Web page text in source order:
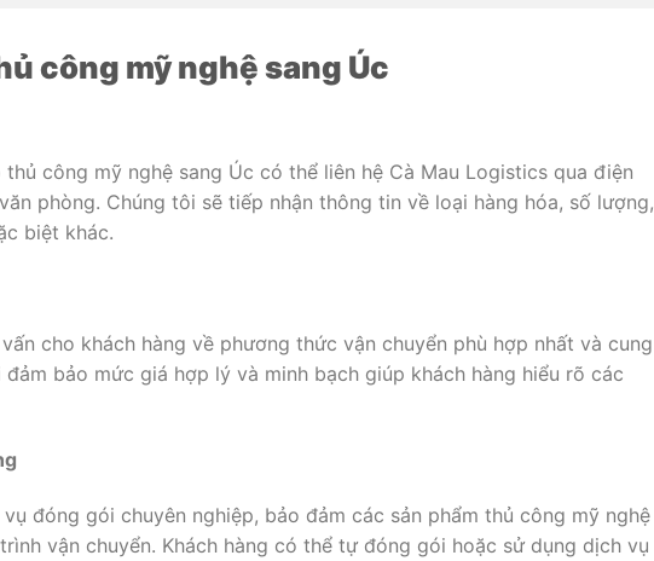
công mỹ nghệ sang Úc
công mỹ nghệ sang Úc có thể liên hệ Cà Mau Logistics qua điện
phòng. Chúng tôi sẽ tiếp nhận thông tin về loại hàng hóa, số lượng,
biệt khác.
cho khách hàng về phương thức vận chuyển phù hợp nhất và cung
bảo mức giá hợp lý và minh bạch giúp khách hàng hiểu rõ các
đóng gói chuyên nghiệp, bảo đảm các sản phẩm thủ công mỹ nghệ
vận chuyển. Khách hàng có thể tự đóng gói hoặc sử dụng dịch vụ